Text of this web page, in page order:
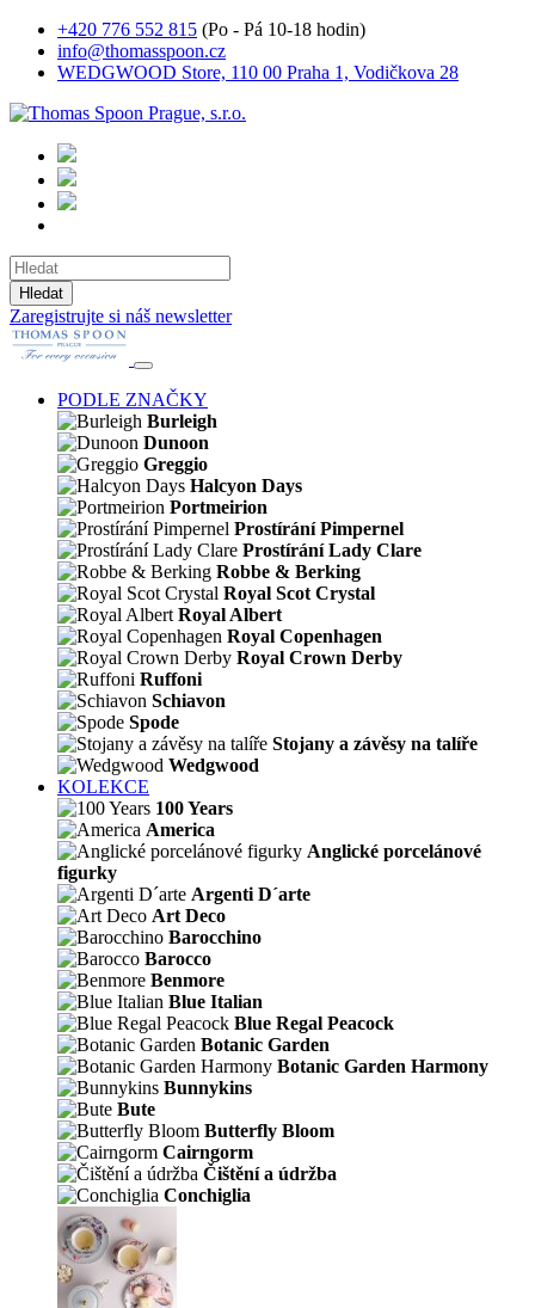
+420 776 552 815 (Po - Pá 10-18 hodin)
info@thomasspoon.cz
WEDGWOOD Store, 110 00 Praha 1, Vodičkova 28
Hledat
Zaregistrujte si náš newsletter
PODLE ZNAČKY
Burleigh
Dunoon
Greggio
Halcyon Days
Portmeirion
Prostírání Pimpernel
Prostírání Lady Clare
Robbe & Berking
Royal Scot Crystal
Royal Albert
Royal Copenhagen
Royal Crown Derby
Ruffoni
Schiavon
Spode
Stojany a závěsy na talíře
Wedgwood
KOLEKCE
100 Years
America
Anglické porcelánové
figurky
Argenti D´arte
Art Deco
Barocchino
Barocco
Benmore
Blue Italian
Blue Regal Peacock
Botanic Garden
Botanic Garden Harmony
Bunnykins
Bute
Butterfly Bloom
Cairngorm
Čištění a údržba
Conchiglia